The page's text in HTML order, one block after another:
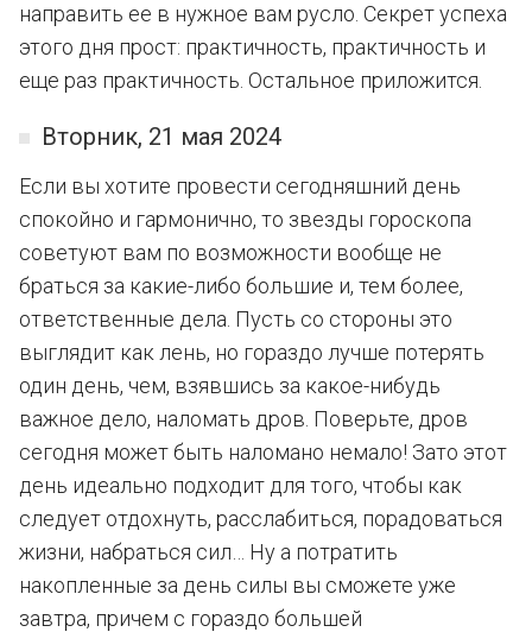
направить ее в нужное вам русло. Секрет успеха
этого дня прост: практичность, практичность и
еще раз практичность. Остальное приложится.
Вторник, 21 мая 2024
Если вы хотите провести сегодняшний день
спокойно и гармонично, то звезды гороскопа
советуют вам по возможности вообще не
браться за какие-либо большие и, тем более,
ответственные дела. Пусть со стороны это
выглядит как лень, но гораздо лучше потерять
один день, чем, взявшись за какое-нибудь
важное дело, наломать дров. Поверьте, дров
сегодня может быть наломано немало! Зато этот
день идеально подходит для того, чтобы как
следует отдохнуть, расслабиться, порадоваться
жизни, набраться сил… Ну а потратить
накопленные за день силы вы сможете уже
завтра, причем с гораздо большей